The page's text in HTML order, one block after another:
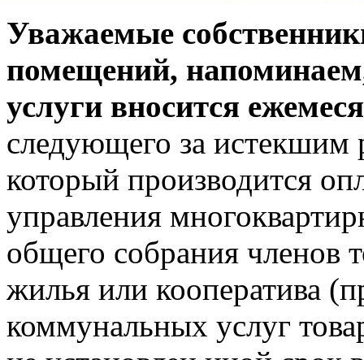
Уважаемые
помещений,
услуги вносится
следующего за истекшим
который производится
управления
общего собрания членов
жилья или кооператива
коммунальных услуг